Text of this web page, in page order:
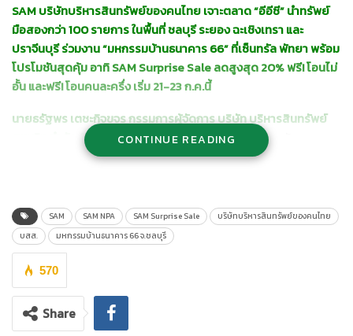
SAM บริษัทบริหารสินทรัพย์ของคนไทย เจาะตลาด “อีอีซี” นำทรัพย์
มือสองกว่า 100 รายการ ในพื้นที่ ชลบุรี ระยอง ฉะเชิงเทรา และ
ปราจีนบุรี ร่วมงาน “มหกรรมบ้านธนาคาร 66” ที่เซ็นทรัล พัทยา พร้อม
โปรโมชันสุดคุ้ม อาทิ SAM Surprise Sale ลดสูงสุด 20% ฟรี! โอนไม่
อั้น และฟรี! โอนคนละครึ่ง เริ่ม 21-23 ก.ค.นี้
นายธรัฐพร เตชะกิจขจร กรรมการผู้จัดการ บริษัท บริหารสินทรัพย์
สุขุมวิท จำกัด (บสส.) หรือSAMเปิดเผยว่า จากโครงการพัฒนา
ระเบียงเศรษฐกิจพิเศษภาคตะวันออก หรือ EEC ที่กำลังขยายตัวและมี
งาน“มหกรรมบ้านธนาคาร66 จ.ชลบุรี”ณ เซ็นทรัล พัทยา ระหว่างวัน
ที่ 21-23 ก.ค. นี้ เพื่อนำทรัพย์มือสองทำเลดีใน จ.ชลบุรี ระยอง
ฉะเชิงเทรา และปราจีนบุรี รวมกว่า 100 รายการ ออกจำหน่าย ไม่ว่าจะ
เป็นบ้านเดี่ยว บ้านแฝด ทาวน์เฮ้าส์ อาคารพาณิชย์ ห้องชุดพักอาศัย
ที่ดินเปล่า รวมทั้งทรัพย์เพื่อการลงทุน อาทิ โรงแรม/รีสอร์ท โรงงาน/
โกดัง อพาร์ทเมนท์ เป็นต้น เพื่อให้ผู้สนใจได้มีโอกาสเลือกซื้อและพบ
กับเจ้าหน้าที่เพื่อสอบถามรายละเอียดทรัพย์ได้อย่างใกล้ชิด พร้อมจัด
CONTINUE READING
SAM SAM NPA SAM Surprise Sale
บริษัทบริหารสินทรัพย์ของคนไทย
บสส.
มหกรรมบ้านธนาคาร 66 จ.ชลบุรี
570
Share